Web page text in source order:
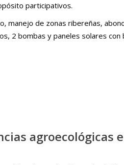
participativos.
manejo de zonas ribereñas,
2 bombas y paneles solares
agroecológicas